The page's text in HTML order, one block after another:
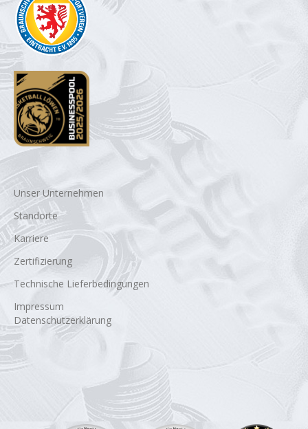
Unser Unternehmen
Standorte
Karriere
Zertifizierung
Technische Lieferbedingungen
Impressum
Datenschutzerklärung